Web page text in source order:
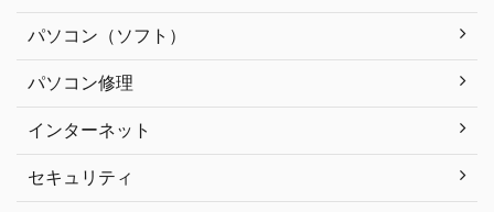
パソコン（ソフト）
パソコン修理
インターネット
セキュリティ